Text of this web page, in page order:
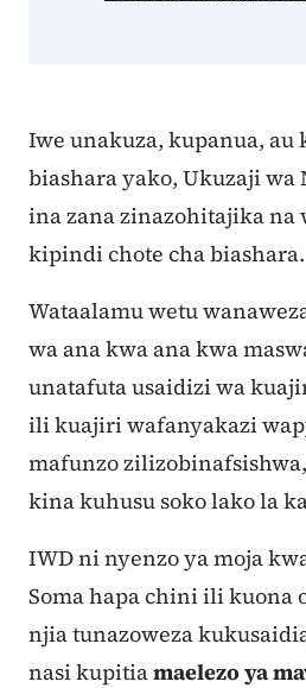
Iwe unakuza, kupanua, au
biashara yako, Ukuzaji wa
ina zana zinazohitajika
kipindi chote cha biashara.
Wataalamu wetu
wa ana kwa ana kwa
unatafuta usaidizi wa
ili kuajiri wafanyakazi
mafunzo
kina kuhusu soko lako la
IWD ni nyenzo ya moja
Soma hapa chini ili kuona
njia tunazoweza
nasi kupitiamaelezo ya